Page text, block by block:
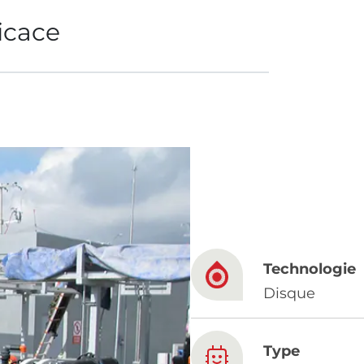
China
for you
Technologie
Disque
Type